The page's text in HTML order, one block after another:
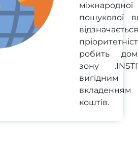
міжнародної
пошукової
відзначається
робить
зону
вигідним
вкладенням
коштів.